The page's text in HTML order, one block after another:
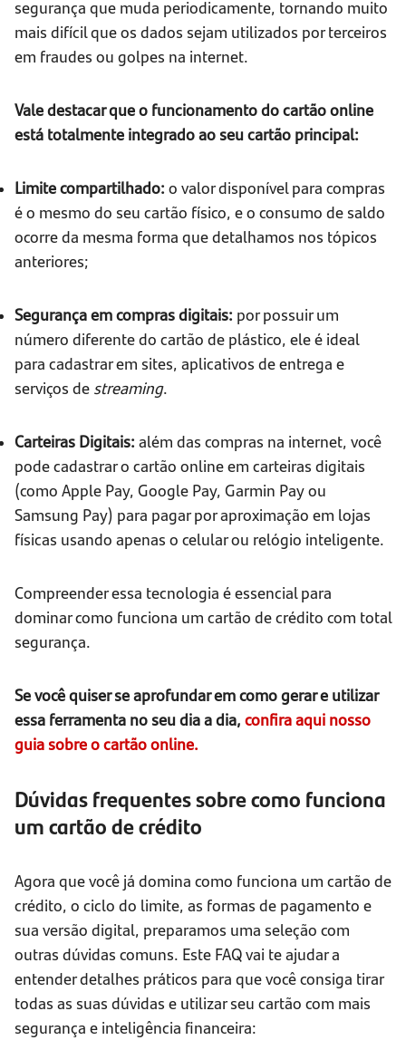
segurança que muda periodicamente, tornando muito
mais difícil que os dados sejam utilizados por terceiros
em fraudes ou golpes na internet.
Vale destacar que o funcionamento do cartão online
está totalmente integrado ao seu cartão principal:
Limite compartilhado: o valor disponível para compras
é o mesmo do seu cartão físico, e o consumo de saldo
ocorre da mesma forma que detalhamos nos tópicos
anteriores;
Segurança em compras digitais: por possuir um
número diferente do cartão de plástico, ele é ideal
para cadastrar em sites, aplicativos de entrega e
serviços de streaming.
Carteiras Digitais: além das compras na internet, você
pode cadastrar o cartão online em carteiras digitais
(como Apple Pay, Google Pay, Garmin Pay ou
Samsung Pay) para pagar por aproximação em lojas
físicas usando apenas o celular ou relógio inteligente.
Compreender essa tecnologia é essencial para
dominar como funciona um cartão de crédito com total
segurança.
Se você quiser se aprofundar em como gerar e utilizar
essa ferramenta no seu dia a dia, confira aqui nosso
guia sobre o cartão online.
Dúvidas frequentes sobre como funciona
um cartão de crédito
Agora que você já domina como funciona um cartão de
crédito, o ciclo do limite, as formas de pagamento e
sua versão digital, preparamos uma seleção com
outras dúvidas comuns. Este FAQ vai te ajudar a
entender detalhes práticos para que você consiga tirar
todas as suas dúvidas e utilizar seu cartão com mais
segurança e inteligência financeira: